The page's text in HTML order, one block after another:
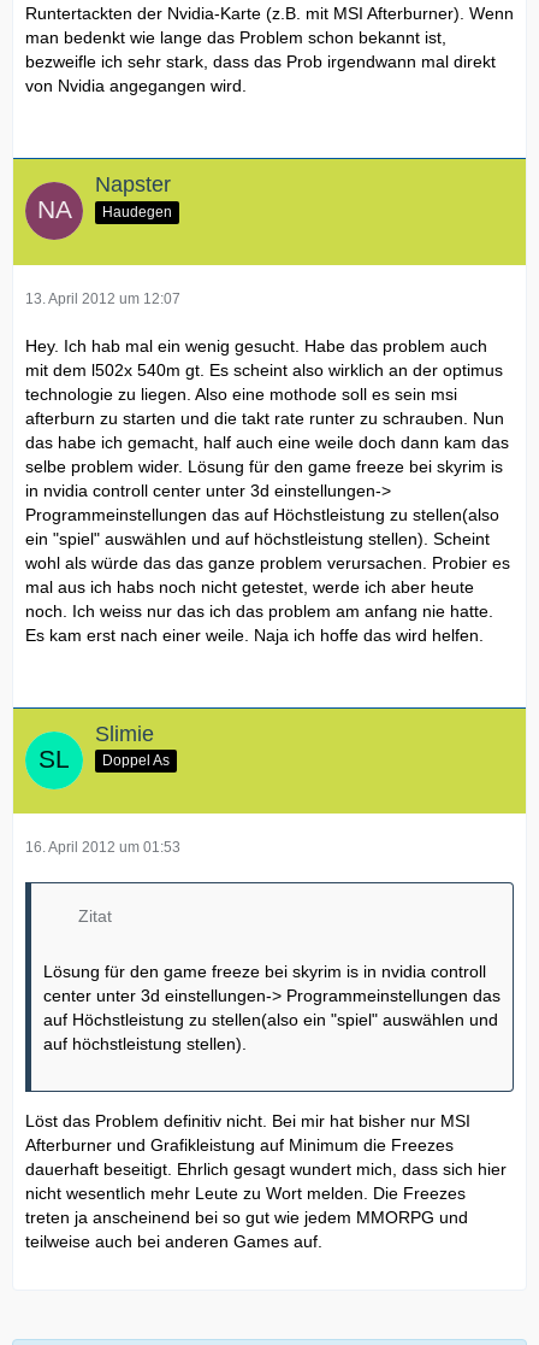
Runtertackten der Nvidia-Karte (z.B. mit MSI Afterburner). Wenn
man bedenkt wie lange das Problem schon bekannt ist,
bezweifle ich sehr stark, dass das Prob irgendwann mal direkt
von Nvidia angegangen wird.
Napster
Haudegen
13. April 2012 um 12:07
Hey. Ich hab mal ein wenig gesucht. Habe das problem auch
mit dem l502x 540m gt. Es scheint also wirklich an der optimus
technologie zu liegen. Also eine mothode soll es sein msi
afterburn zu starten und die takt rate runter zu schrauben. Nun
das habe ich gemacht, half auch eine weile doch dann kam das
selbe problem wider. Lösung für den game freeze bei skyrim is
in nvidia controll center unter 3d einstellungen->
Programmeinstellungen das auf Höchstleistung zu stellen(also
ein "spiel" auswählen und auf höchstleistung stellen). Scheint
wohl als würde das das ganze problem verursachen. Probier es
mal aus ich habs noch nicht getestet, werde ich aber heute
noch. Ich weiss nur das ich das problem am anfang nie hatte.
Es kam erst nach einer weile. Naja ich hoffe das wird helfen.
Slimie
Doppel As
16. April 2012 um 01:53
Zitat
Lösung für den game freeze bei skyrim is in nvidia controll
center unter 3d einstellungen-> Programmeinstellungen das
auf Höchstleistung zu stellen(also ein "spiel" auswählen und
auf höchstleistung stellen).
Löst das Problem definitiv nicht. Bei mir hat bisher nur MSI
Afterburner und Grafikleistung auf Minimum die Freezes
dauerhaft beseitigt. Ehrlich gesagt wundert mich, dass sich hier
nicht wesentlich mehr Leute zu Wort melden. Die Freezes
treten ja anscheinend bei so gut wie jedem MMORPG und
teilweise auch bei anderen Games auf.